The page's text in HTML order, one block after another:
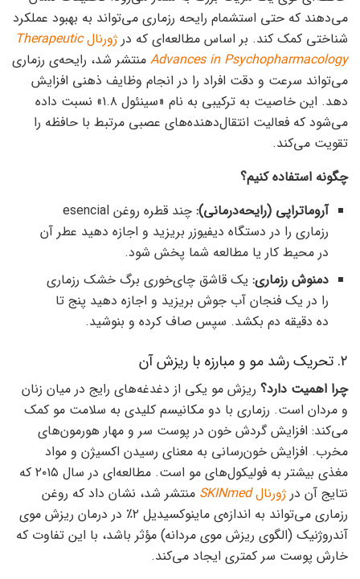
می‌دهند که حتی استشمام رایحه رزماری می‌تواند به بهبود عملکرد
شناختی کمک کند. بر اساس مطالعه‌ای که در ژورنالTherapeutic
Advances in Psychopharmacology منتشر شد، رایحه‌ی رزماری
می‌تواند سرعت و دقت افراد را در انجام وظایف ذهنی افزایش
دهد. این خاصیت به ترکیبی به نام «سینئول ۱.۸» نسبت داده
می‌شود که فعالیت انتقال‌دهنده‌های عصبی مرتبط با حافظه را
تقویت می‌کند.
چگونه استفاده کنیم؟
آروماتراپی (رایحه‌درمانی):
چند قطره روغن esencial
رزماری را در دستگاه دیفیوزر بریزید و اجازه دهید عطر آن
در محیط کار یا مطالعه شما پخش شود.
دمنوش رزماری: یک قاشق چای‌خوری برگ خشک رزماری
را در یک فنجان آب جوش بریزید و اجازه دهید پنج تا
ده دقیقه دم بکشد. سپس صاف کرده و بنوشید.
۲. تحریک رشد مو و مبارزه با ریزش آن
چرا اهمیت دارد؟ ریزش مو یکی از دغدغه‌های رایج در میان زنان
و مردان است. رزماری با دو مکانیسم کلیدی به سلامت مو کمک
می‌کند: افزایش گردش خون در پوست سر و مهار هورمون‌های
مخرب. افزایش خون‌رسانی به معنای رسیدن اکسیژن و مواد
مغذی بیشتر به فولیکول‌های مو است. مطالعه‌ای در سال ۲۰۱۵ که
نتایج آن در ژورنالSKINmed منتشر شد، نشان داد که روغن
رزماری می‌تواند به اندازه‌ی ماینوکسیدیل ۲٪ در درمان ریزش موی
آندروژنیک (الگوی ریزش موی مردانه) مؤثر باشد، با این تفاوت که
خارش پوست سر کمتری ایجاد می‌کند.